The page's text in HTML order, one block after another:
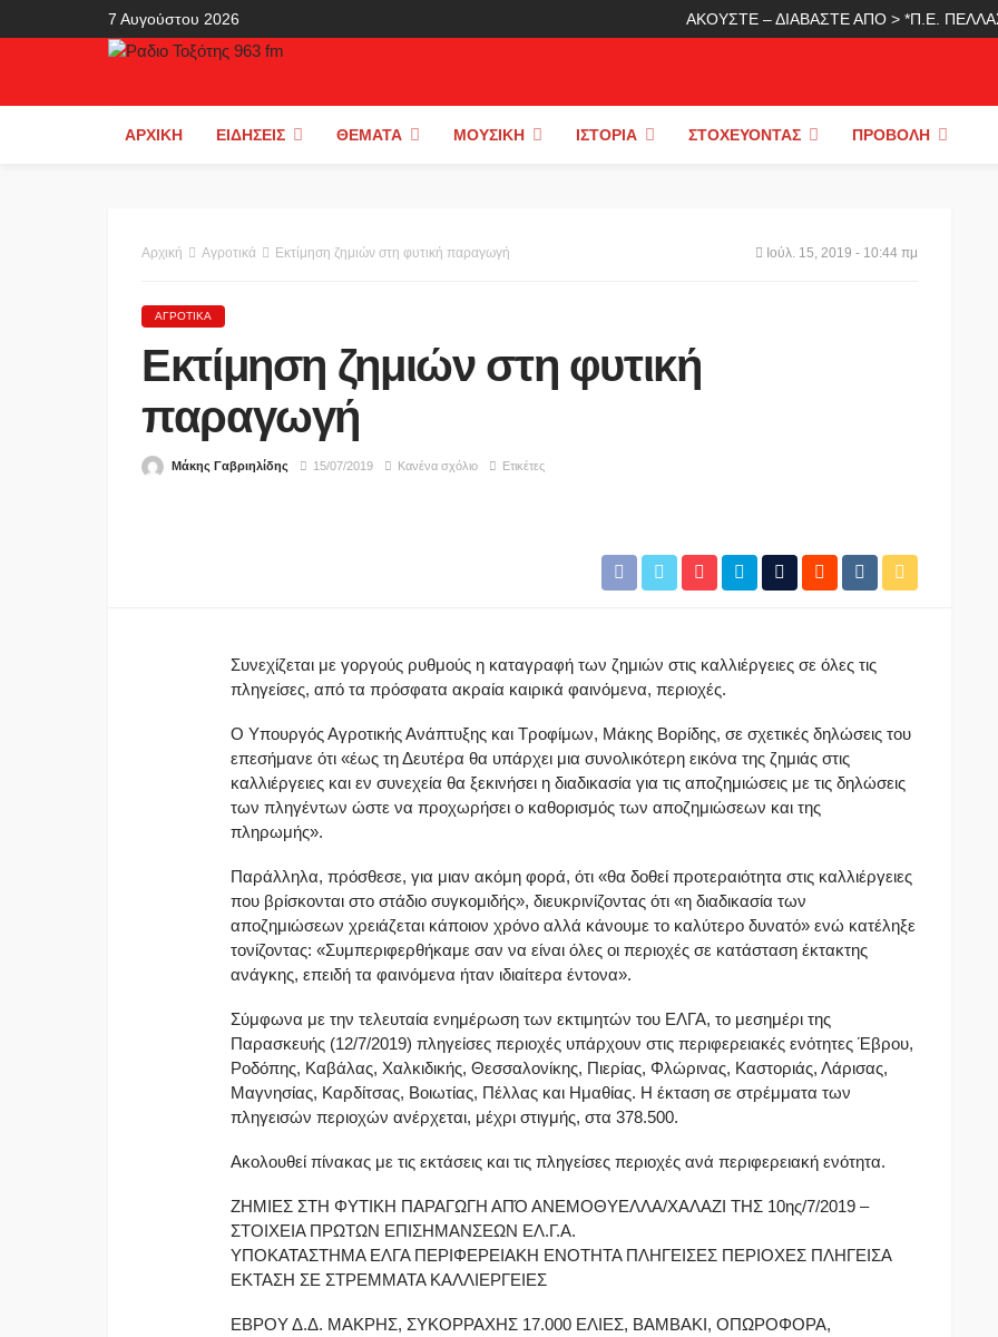
7 Αυγούστου 2026 ΑΚΟΥΣΤΕ – ΔΙΑΒΑΣΤΕ ΑΠΟ > *Π.Ε.
ΑΡΧΙΚΉ ΕΙΔΉΣΕΙΣ ΘΈΜΑΤΑ ΜΟΥΣΙΚΉ ΙΣΤΟΡΊΑ ΣΤΟΧΕΎΟΝΤΑΣ ΠΡΟΒΟΛΉ
Αρχική Αγροτικά Εκτίμηση ζημιών στη φυτική παραγωγή Ιούλ. 15, 2019 - 10:44 πμ
ΑΓΡΟΤΙΚΆ
Εκτίμηση ζημιών στη φυτική
παραγωγή
Μάκης Γαβριηλίδης 15/07/2019 Κανένα σχόλιο Ετικέτες
Συνεχίζεται με γοργούς ρυθμούς η καταγραφή των ζημιών στις καλλιέργειες σε όλες τις
πληγείσες, από τα πρόσφατα ακραία καιρικά φαινόμενα, περιοχές.
Ο Υπουργός Αγροτικής Ανάπτυξης και Τροφίμων, Μάκης Βορίδης, σε σχετικές δηλώσεις του
επεσήμανε ότι «έως τη Δευτέρα θα υπάρχει μια συνολικότερη εικόνα της ζημιάς στις
καλλιέργειες και εν συνεχεία θα ξεκινήσει η διαδικασία για τις αποζημιώσεις με τις δηλώσεις
των πληγέντων ώστε να προχωρήσει ο καθορισμός των αποζημιώσεων και της
πληρωμής».
Παράλληλα, πρόσθεσε, για μιαν ακόμη φορά, ότι «θα δοθεί προτεραιότητα στις καλλιέργειες
που βρίσκονται στο στάδιο συγκομιδής», διευκρινίζοντας ότι «η διαδικασία των
αποζημιώσεων χρειάζεται κάποιον χρόνο αλλά κάνουμε το καλύτερο δυνατό» ενώ κατέληξε
τονίζοντας: «Συμπεριφερθήκαμε σαν να είναι όλες οι περιοχές σε κατάσταση έκτακτης
ανάγκης, επειδή τα φαινόμενα ήταν ιδιαίτερα έντονα».
Σύμφωνα με την τελευταία ενημέρωση των εκτιμητών του ΕΛΓΑ, το μεσημέρι της
Παρασκευής (12/7/2019) πληγείσες περιοχές υπάρχουν στις περιφερειακές ενότητες Έβρου,
Ροδόπης, Καβάλας, Χαλκιδικής, Θεσσαλονίκης, Πιερίας, Φλώρινας, Καστοριάς, Λάρισας,
Μαγνησίας, Καρδίτσας, Βοιωτίας, Πέλλας και Ημαθίας. Η έκταση σε στρέμματα των
πληγεισών περιοχών ανέρχεται, μέχρι στιγμής, στα 378.500.
Ακολουθεί πίνακας με τις εκτάσεις και τις πληγείσες περιοχές ανά περιφερειακή ενότητα.
ΖΗΜΙΕΣ ΣΤΗ ΦΥΤΙΚΗ ΠΑΡΑΓΩΓΗ ΑΠΌ ΑΝΕΜΟΘΥΕΛΛΑ/ΧΑΛΑΖΙ ΤΗΣ 10ης/7/2019 –
ΣΤΟΙΧΕΙΑ ΠΡΩΤΩΝ ΕΠΙΣΗΜΑΝΣΕΩΝ ΕΛ.Γ.Α.
ΥΠΟΚΑΤΑΣΤΗΜΑ ΕΛΓΑ ΠΕΡΙΦΕΡΕΙΑΚΗ ΕΝΟΤΗΤΑ ΠΛΗΓΕΙΣΕΣ ΠΕΡΙΟΧΕΣ ΠΛΗΓΕΙΣΑ
ΕΚΤΑΣΗ ΣΕ ΣΤΡΕΜΜΑΤΑ ΚΑΛΛΙΕΡΓΕΙΕΣ
ΕΒΡΟΥ Δ.Δ. ΜΑΚΡΗΣ, ΣΥΚΟΡΡΑΧΗΣ 17.000 ΕΛΙΕΣ, ΒΑΜΒΑΚΙ, ΟΠΩΡΟΦΟΡΑ,